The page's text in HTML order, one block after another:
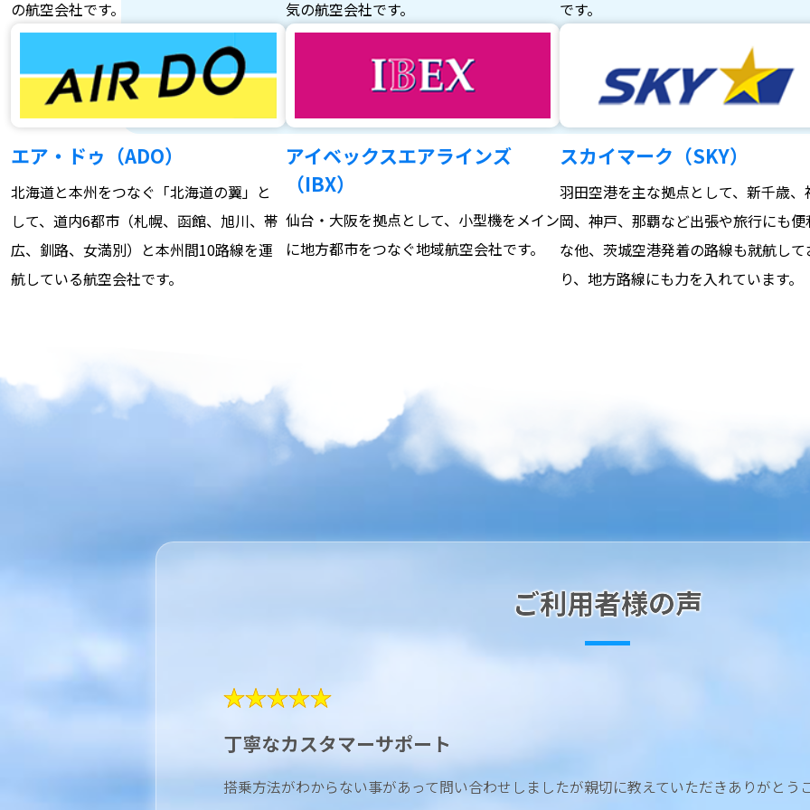
の航空会社です。
気の航空会社です。
です。
エア・ドゥ（ADO）
北海道と本州をつなぐ「北海道の翼」と
して、道内6都市（札幌、函館、旭川、帯
広、釧路、女満別）と本州間10路線を運
航している航空会社です。
アイベックスエアラインズ
（IBX）
仙台・大阪を拠点として、小型機をメイン
に地方都市をつなぐ地域航空会社です。
スカイマーク（SKY）
羽田空港を主な拠点として、新千歳、
岡、神戸、那覇など出張や旅行にも便
な他、茨城空港発着の路線も就航して
り、地方路線にも力を入れています。
ご利用者様の声
★★★★★
丁寧なカスタマーサポート
搭乗方法がわからない事があって問い合わせしましたが親切に教えていただきありがとう